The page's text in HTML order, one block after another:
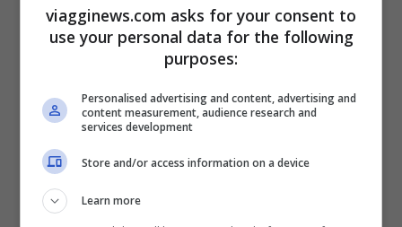
rinascimentale e barocca, e da visitare
anche l’eremo romanico di San Michele
, nel territorio comunale.
Pereto
viagginews.com asks for your consent to
use your personal data for the following
purposes:
Personalised advertising and content, advertising and
content measurement, audience research and
services development
Store and/or access information on a device
Learn more